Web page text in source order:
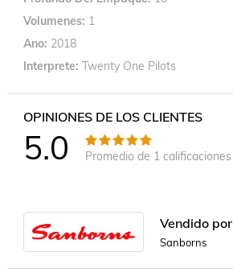
Volumenes 1
Ano 2018
Interprete Twenty One Pilots
OPINIONES DE LOS CLIENTES
5.0 Promedio de 1 calificaciones
Vendido por
Sanborns